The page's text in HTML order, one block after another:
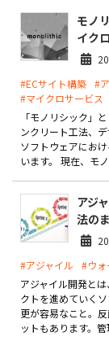
外部サービス連携
インフラ環境・
費用
製品
特長
マルチテナント、マ
通販受注対応
ECと通販の連動を可能
EC運用支援
継続的に結果を出し
スクラッチ開発
モノ
イク
#ECサイト構築 #
#マイクロサービス
「モノリシック」
ンクリート工法、
ソフトウェアにお
います。 現在、モ
アジ
法の
#アジャイル
#ウォ
アジャイル開発と
クトを進めていく
更が容易なこと。
ットもあります。